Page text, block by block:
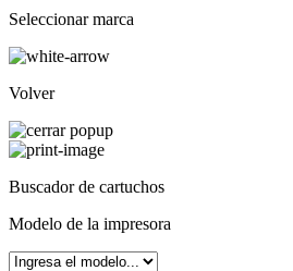
Seleccionar marca
Volver
Buscador de cartuchos
Modelo de la impresora